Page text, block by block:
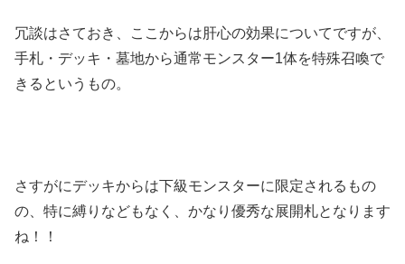
冗談はさておき、ここからは肝心の効果についてですが、
手札・デッキ・墓地から通常モンスター1体を特殊召喚で
きるというもの。
さすがにデッキからは下級モンスターに限定されるもの
の、特に縛りなどもなく、かなり優秀な展開札となります
ね！！